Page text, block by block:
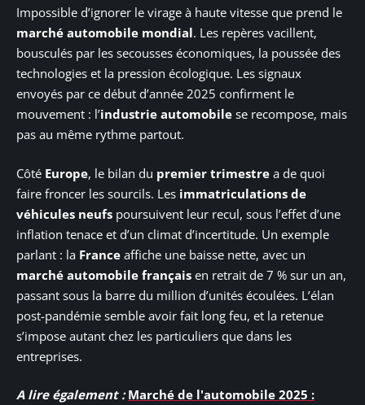
Impossible d’ignorer le virage à haute vitesse que prend le
marché automobile mondial. Les repères vacillent,
bousculés par les secousses économiques, la poussée des
technologies et la pression écologique. Les signaux
envoyés par ce début d’année 2025 confirment le
mouvement : l’industrie automobile se recompose, mais
pas au même rythme partout.
Côté Europe, le bilan du premier trimestre a de quoi
faire froncer les sourcils. Les immatriculations de
véhicules neufs poursuivent leur recul, sous l’effet d’une
inflation tenace et d’un climat d’incertitude. Un exemple
parlant : la France affiche une baisse nette, avec un
marché automobile français en retrait de 7 % sur un an,
passant sous la barre du million d’unités écoulées. L’élan
post-pandémie semble avoir fait long feu, et la retenue
s’impose autant chez les particuliers que dans les
entreprises.
A lire également : Marché de l'automobile 2025 :